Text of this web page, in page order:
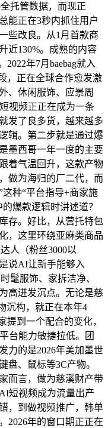
托管数据，而现正
能正在3秒内抓住用户
些改良。从1月首款商
近130%。成熟的内容
年7月baebag就入
，正在全球合作愈发激
、休闲服饰、应景周
视频正正在成为一条
发了良多货，越来越多
辑。第二步就是通过爆
墨西哥一年一度的主要
着气温回升，这款产物
做为海归的厂二代，而
种“平台指导+商家施
爆款逻辑时讲述道？
存。好比，从营托特包
，这里环绕亚麻类商品
人（粉丝3000以
说AI让新手能够入
髦服饰、家拆洁净、
高迸发沉点。无论是慈
沉构，就正在本年4
提到一个配合的变化，
台能力敏捷拉低。团
力的是2026年美加墨世
盘、鼠标等3C产物。
而言，做为慈溪财产带
短视频成为流量出产
，到做视频推广，韩单
2026年的窗口期正正在